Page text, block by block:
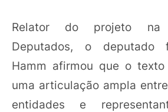
Relator do projeto na
Deputados, o deputado
Hamm afirmou que o
uma articulação ampla
entidades e